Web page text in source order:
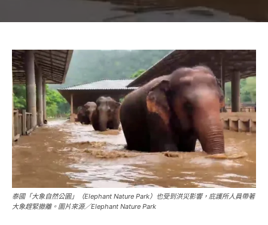
泰國「大象自然公園」（Elephant Nature Park）也受到洪災影響，庇護所人員帶著
大象趕緊撤離。圖片來源／Elephant Nature Park